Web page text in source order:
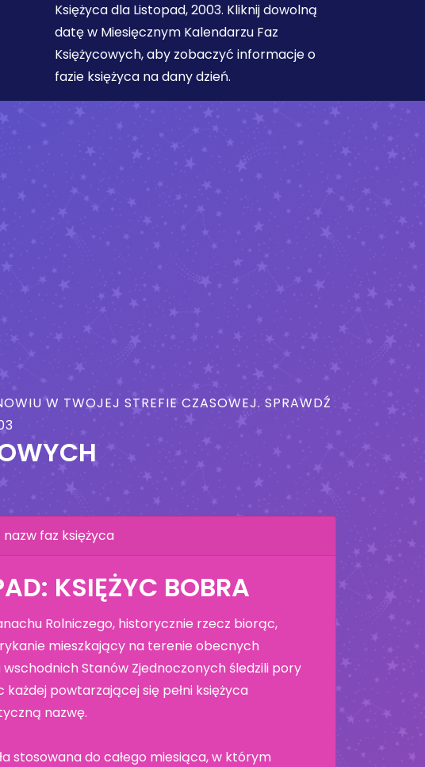
Księżyca dla Listopad, 2003. Kliknij dowolną
datę w Miesięcznym Kalendarzu Faz
Księżycowych, aby zobaczyć informacje o
fazie księżyca na dany dzień.
W TWOJEJ STREFIE CZASOWEJ. SPRAWDŹ
faz księżyca
KSIĘŻYC BOBRA
Rolniczego, historycznie rzecz biorąc,
mieszkający na terenie obecnych
wschodnich Stanów Zjednoczonych śledzili pory
każdej powtarzającej się pełni księżyca
nazwę.
stosowana do całego miesiąca, w którym